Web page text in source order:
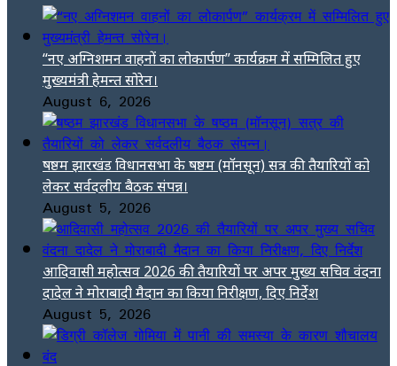
“नए अग्निशमन वाहनों का लोकार्पण” कार्यक्रम में सम्मिलित हुए
मुख्यमंत्री हेमन्त सोरेन।
August 6, 2026
षष्ठम झारखंड विधानसभा के षष्ठम (मॉनसून) सत्र की तैयारियों को
लेकर सर्वदलीय बैठक संपन्न।
August 5, 2026
आदिवासी महोत्सव 2026 की तैयारियों पर अपर मुख्य सचिव वंदना
दादेल ने मोराबादी मैदान का किया निरीक्षण, दिए निर्देश
August 5, 2026